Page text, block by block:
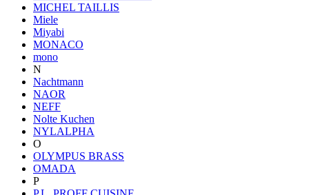
MICHEL TAILLIS
Miele
Miyabi
MONACO
mono
N
Nachtmann
NAOR
NEFF
Nolte Kuchen
NYLALPHA
O
OLYMPUS BRASS
OMADA
P